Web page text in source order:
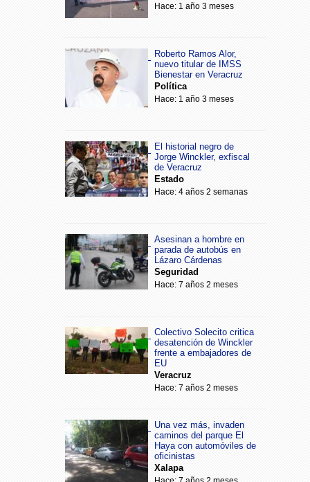
Hace: 1 año 3 meses
Roberto Ramos Alor,
nuevo titular de IMSS
Bienestar en Veracruz
Política
Hace: 1 año 3 meses
El historial negro de
Jorge Winckler, exfiscal
de Veracruz
Estado
Hace: 4 años 2 semanas
Asesinan a hombre en
parada de autobús en
Lázaro Cárdenas
Seguridad
Hace: 7 años 2 meses
Colectivo Solecito critica
desatención de Winckler
frente a embajadores de
EU
Veracruz
Hace: 7 años 2 meses
Una vez más, invaden
caminos del parque El
Haya con automóviles de
oficinistas
Xalapa